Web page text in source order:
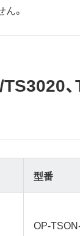
。
型番
OP-